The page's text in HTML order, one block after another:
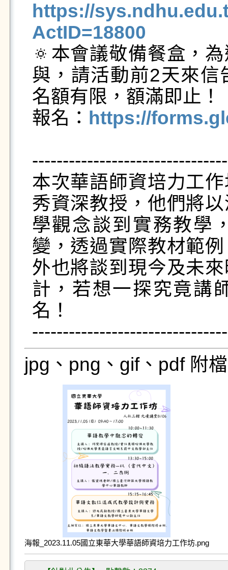
https://
ActID=18800
🔅本會議敬備餐盒，
與，請活動前2天來
名額有限，額滿即止！
報名： https://
本次華語師資培力工
秀資深教授，他們將
學觀念談到實務教學
變，透過實際教材範
外也將談到現今及未
計，若想一探究竟講
名！
jpg、png、gif、pdf 附
海報_2023.11.05國立東華大學華語師資培力工作坊.png